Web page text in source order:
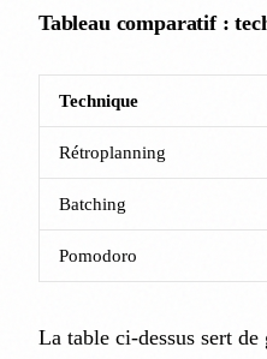
Tableau comparatif :
Technique
Rétroplanning
Batching
Pomodoro
La table ci-dessus sert